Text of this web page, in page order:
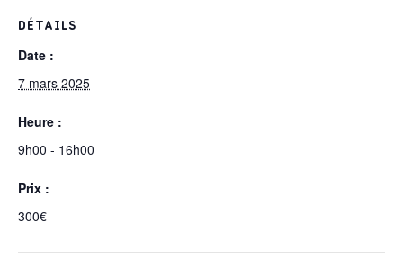
DÉTAILS
Date :
7 mars 2025
Heure :
9h00 - 16h00
Prix :
300€